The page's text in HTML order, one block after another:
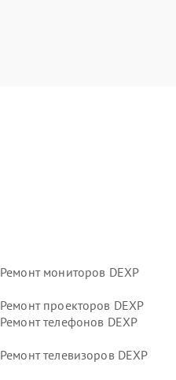
Ремонт мониторов DEXP
Ремонт проекторов DEXP
Ремонт телефонов DEXP
Ремонт телевизоров DEXP